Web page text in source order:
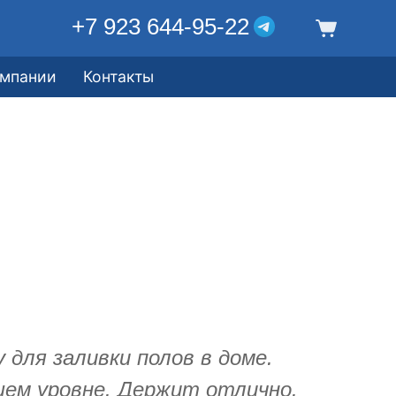
+7 923 644-95-22
Контакты
заливки полов в доме.
уровне. Держит отлично.